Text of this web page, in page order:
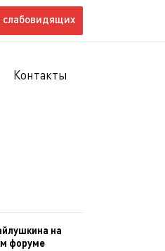
слабовидящих
Контакты
на
форуме